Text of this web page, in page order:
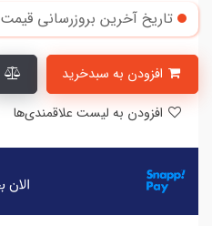
تاریخ آخرین بروزرسانی قیمت